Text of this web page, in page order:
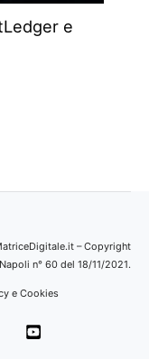
e
– Copyright
n° 60 del 18/11/2021.
e Cookies